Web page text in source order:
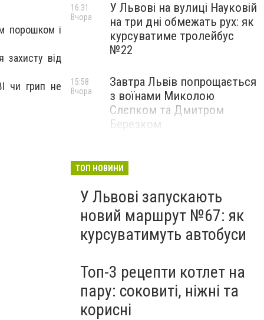
порошком і
захисту від
чи грип не
У Львові на вулиці Науковій
на три дні обмежать рух: як
курсуватиме тролейбус
№22
16:31
Вчора
Завтра Львів попрощається
з воїнами Миколою
Слєпком та Дмитром
Березком
15:58
Вчора
біля центру для ВПО у
сучасне наземне укриття
Вчора
ТОП НОВИНИ
У Львові запускають
новий маршрут №67: як
курсуватимуть автобуси
Топ-3 рецепти котлет на
пару: соковиті, ніжні та
корисні